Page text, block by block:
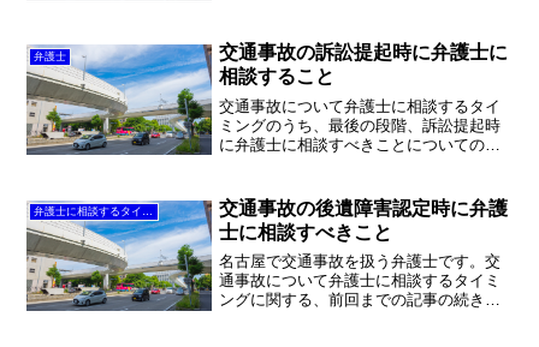
時⑥訴訟時（示談が成立しなかった場
合）前回は、①交通事故直後...
弁護士
交通事故の訴訟提起時に弁護士に
相談すること
交通事故について弁護士に相談するタイ
ミングのうち、最後の段階、訴訟提起時
に弁護士に相談すべきことについての記
事の続きです。人身事故の段階、①交通
事故直後②治療中③治療終...
交通事故の後遺障害認定時に弁護
士に相談すべきこと
名古屋で交通事故を扱う弁護士です。交
通事故について弁護士に相談するタイミ
ングに関する、前回までの記事の続きと